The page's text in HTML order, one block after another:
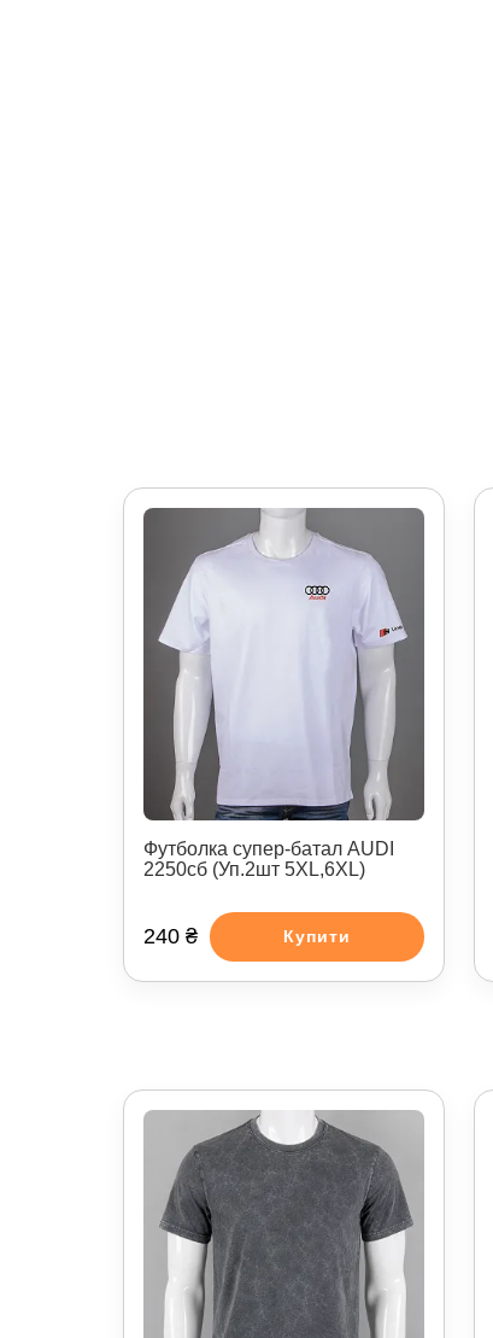
Футболка супер-батал AUDI
2250сб (Уп.2шт 5XL,6XL)
240 ₴ Купити